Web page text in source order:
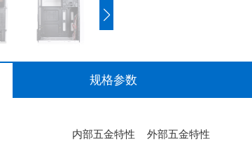
规格参数
内部五金特性
外部五金特性